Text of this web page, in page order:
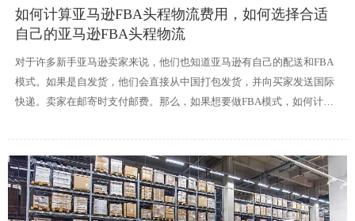
如何计算亚马逊FBA头程物流费用，如何选择合适
自己的亚马逊FBA头程物流
对于许多新手亚马逊卖家来说，他们也知道亚马逊有自己的配送和FBA
模式。如果是自发货，他们会直接从中国打包发货，并向买家发送国际
快递。卖家在邮寄时支付邮费。那么，如果想要做FBA模式，如何计算
呢?